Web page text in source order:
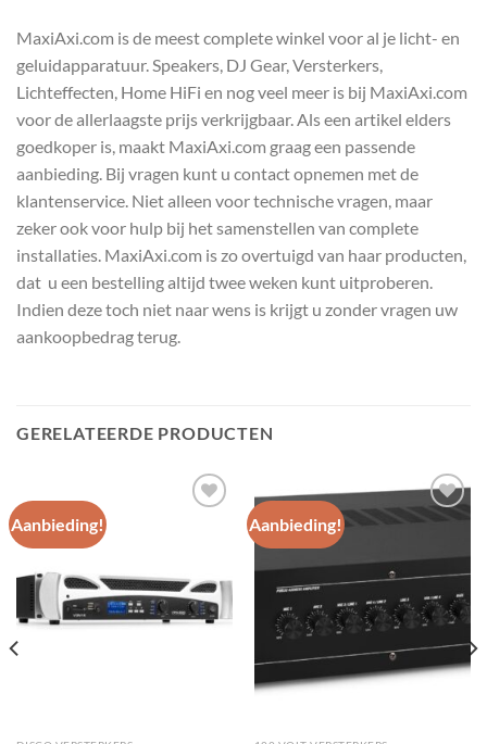
MaxiAxi.com is de meest complete winkel voor al je licht- en
geluidapparatuur. Speakers, DJ Gear, Versterkers,
Lichteffecten, Home HiFi en nog veel meer is bij MaxiAxi.com
voor de allerlaagste prijs verkrijgbaar. Als een artikel elders
goedkoper is, maakt MaxiAxi.com graag een passende
aanbieding. Bij vragen kunt u contact opnemen met de
klantenservice. Niet alleen voor technische vragen, maar
zeker ook voor hulp bij het samenstellen van complete
installaties. MaxiAxi.com is zo overtuigd van haar producten,
dat u een bestelling altijd twee weken kunt uitproberen.
Indien deze toch niet naar wens is krijgt u zonder vragen uw
aankoopbedrag terug.
GERELATEERDE PRODUCTEN
Aanbieding!
wenslijst
Aanbieding!
Toevoegen
aan